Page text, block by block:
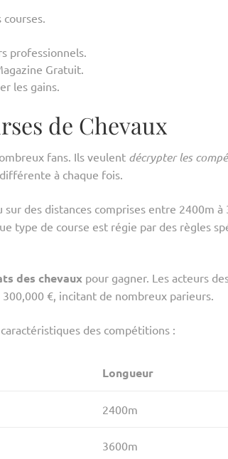
courses.
professionnels.
Gratuit.
les gains.
de Chevaux
fans. Ils veulent décrypter les
à chaque fois.
sur des distances comprises entre 2400m à
type de course est régie par des règles
des chevaux pour gagner. Les acteurs
€, incitant de nombreux parieurs.
des compétitions :
Longueur
2400m
3600m